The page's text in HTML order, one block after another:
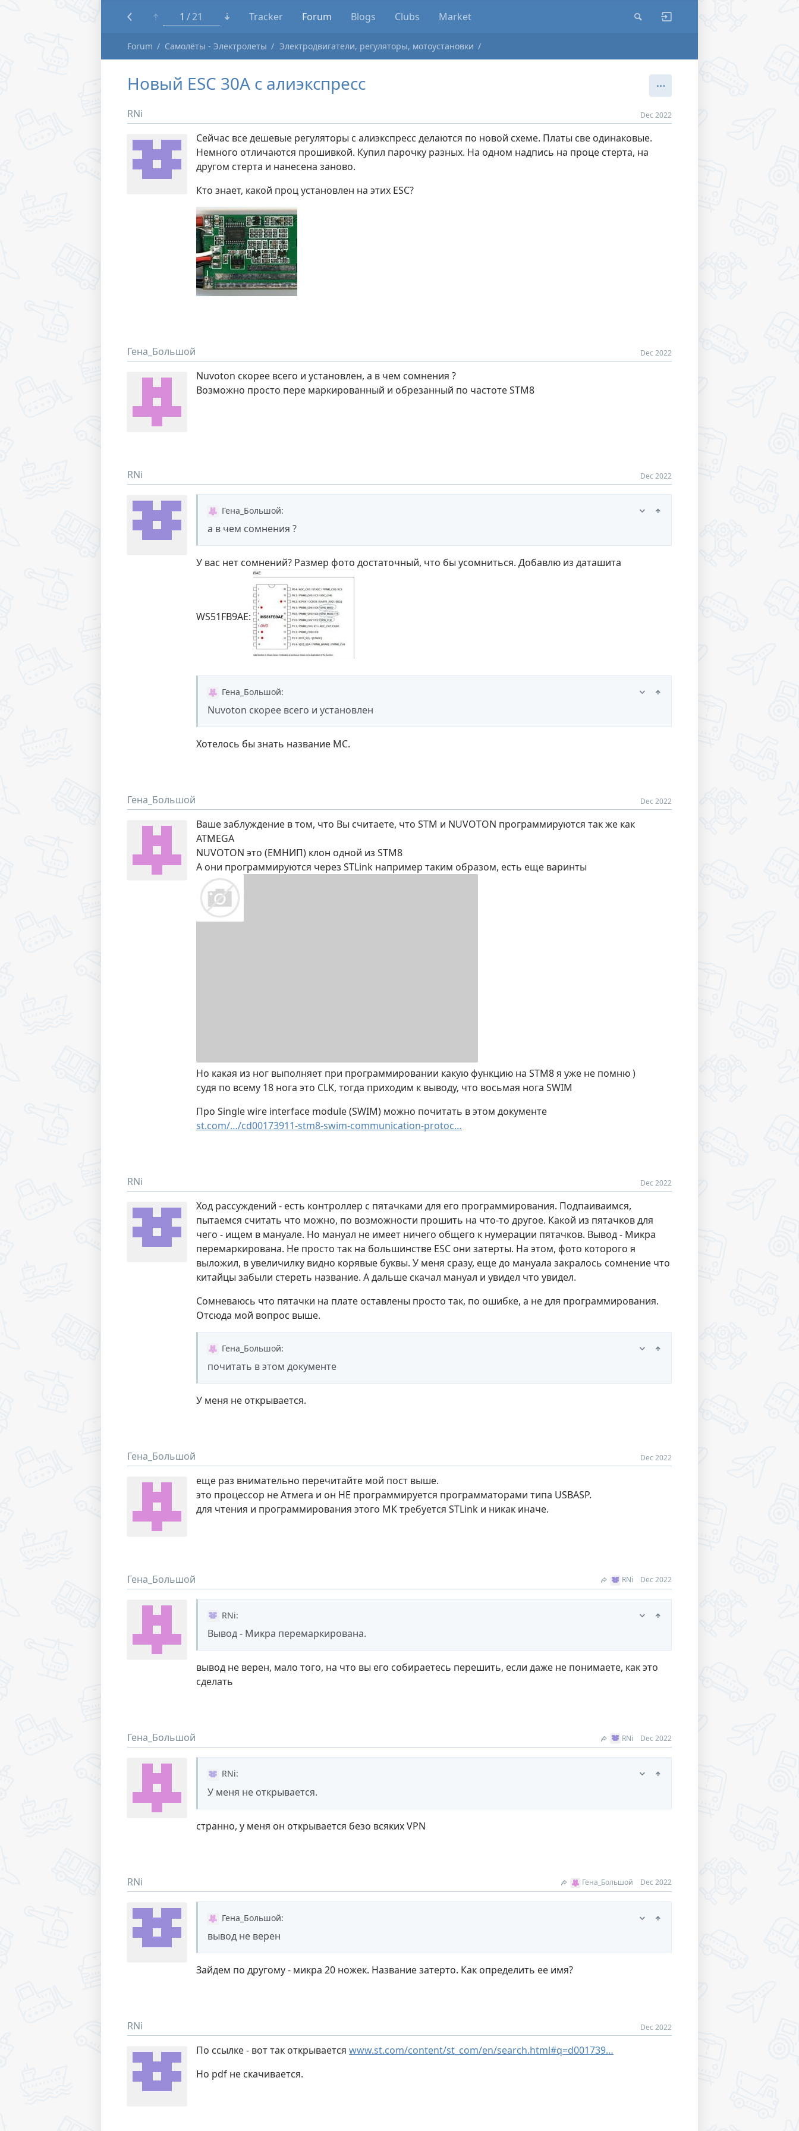
1 21 Tracker Forum Blogs Clubs Market
Forum Самолёты - Электролеты Электродвигатели, регуляторы, мотоустановки
Новый ESC 30A с алиэкспресс
RNi Dec 2022
Сейчас все дешевые регуляторы с алиэкспресс делаются по новой схеме. Платы све одинаковые.
Немного отличаются прошивкой. Купил парочку разных. На одном надпись на проце стерта, на
другом стерта и нанесена заново.
Кто знает, какой проц установлен на этих ESC?
Гена_Большой Dec 2022
Nuvoton скорее всего и установлен, а в чем сомнения ?
Возможно просто пере маркированный и обрезанный по частоте STM8
RNi Dec 2022
Гена_Большой:
а в чем сомнения ?
У вас нет сомнений? Размер фото достаточный, что бы усомниться. Добавлю из даташита
WS51FB9AE:
Гена_Большой:
Nuvoton скорее всего и установлен
Хотелось бы знать название МС.
Гена_Большой Dec 2022
Ваше заблуждение в том, что Вы считаете, что STM и NUVOTON программируются так же как
ATMEGA
NUVOTON это (ЕМНИП) клон одной из STM8
А они программируются через STLink например таким образом, есть еще варинты
Но какая из ног выполняет при программировании какую функцию на STM8 я уже не помню )
судя по всему 18 нога это CLK, тогда приходим к выводу, что восьмая нога SWIM
Про Single wire interface module (SWIM) можно почитать в этом документе
st.com/…/cd00173911-stm8-swim-communication-protoc…
RNi Dec 2022
Ход рассуждений - есть контроллер с пятачками для его программирования. Подпаиваимся,
пытаемся считать что можно, по возможности прошить на что-то другое. Какой из пятачков для
чего - ищем в мануале. Но мануал не имеет ничего общего к нумерации пятачков. Вывод - Микра
перемаркирована. Не просто так на большинстве ESC они затерты. На этом, фото которого я
выложил, в увеличилку видно корявые буквы. У меня сразу, еще до мануала закралось сомнение что
китайцы забыли стереть название. А дальше скачал мануал и увидел что увидел.
Сомневаюсь что пятачки на плате оставлены просто так, по ошибке, а не для программирования.
Отсюда мой вопрос выше.
Гена_Большой:
почитать в этом документе
У меня не открывается.
Гена_Большой Dec 2022
еще раз внимательно перечитайте мой пост выше.
это процессор не Атмега и он НЕ программируется программаторами типа USBASP.
для чтения и программирования этого МК требуется STLink и никак иначе.
Гена_Большой RNi Dec 2022
RNi:
Вывод - Микра перемаркирована.
вывод не верен, мало того, на что вы его собираетесь перешить, если даже не понимаете, как это
сделать
Гена_Большой RNi Dec 2022
RNi:
У меня не открывается.
странно, у меня он открывается безо всяких VPN
RNi Гена_Большой Dec 2022
Гена_Большой:
вывод не верен
Зайдем по другому - микра 20 ножек. Название затерто. Как определить ее имя?
RNi Dec 2022
По ссылке - вот так открывается www.st.com/content/st_com/en/search.html#q=d001739…
Но pdf не скачивается.